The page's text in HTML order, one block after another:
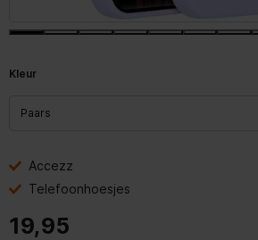
Kleur
Accezz
Telefoonhoesjes
19,95